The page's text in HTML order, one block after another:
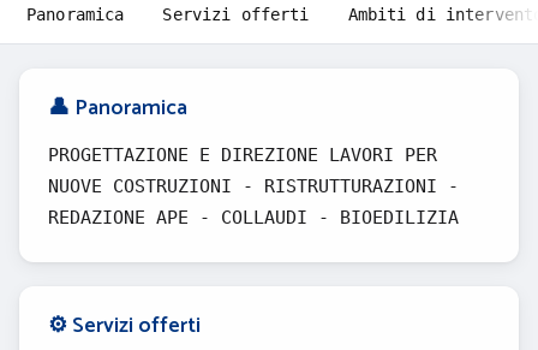
Panoramica Servizi offerti Ambiti di
👤 Panoramica
PROGETTAZIONE E DIREZIONE LAVORI PER
NUOVE COSTRUZIONI - RISTRUTTURAZIONI -
REDAZIONE APE - COLLAUDI - BIOEDILIZIA
⚙️ Servizi offerti